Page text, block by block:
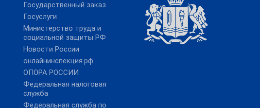
Государственный заказ
Госуслуги
Министерство труда и
социальной защиты РФ
Новости России
онлайнинспекция.рф
ОПОРА РОССИИ
Федеральная налоговая
служба
Федеральная служба по